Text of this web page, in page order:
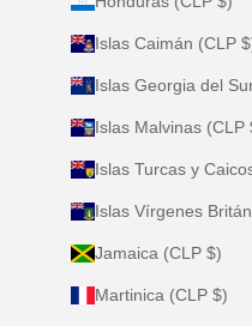
Islas Caimán (CLP
Islas Georgia del
Islas Malvinas (CLP
Islas Turcas y
Islas Vírgenes
Jamaica (CLP $)
Martinica (CLP $)